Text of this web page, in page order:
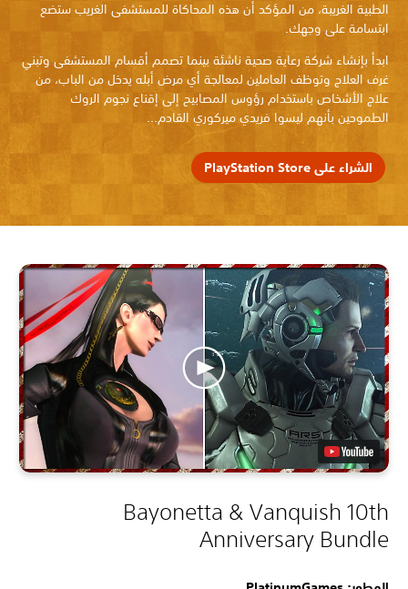
الطبية الغريبة، من المؤكد أن هذه المحاكاة للمستشفى الغريب ستضع
ابتسامة على وجهك.
ابدأ بإنشاء شركة رعاية صحية ناشئة بينما تصمم أقسام المستشفى وتبني
غرف العلاج وتوظف العاملين لمعالجة أي مرض أبله يدخل من الباب، من
علاج الأشخاص باستخدام رؤوس المصابيح إلى إقناع نجوم الروك
الطموحين بأنهم ليسوا فريدي ميركوري القادم...
الشراء على PlayStation Store
Bayonetta & Vanquish 10th
Anniversary Bundle